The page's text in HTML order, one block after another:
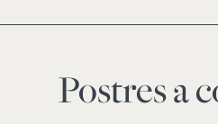
Postres a